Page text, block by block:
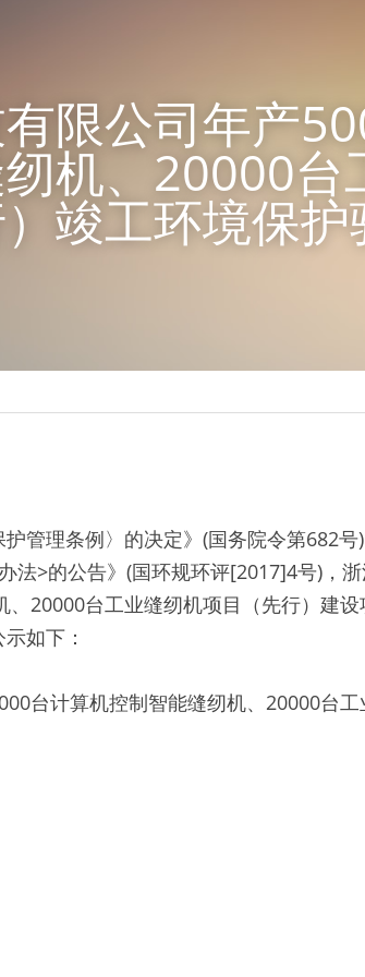
限公司年产
机、20000台
竣工环境保护
管理条例〉的决定》(国务院令第682号
法>的公告》(国环规环评[2017]4号)，
20000台工业缝纫机项目（先行）建
示如下：
台计算机控制智能缝纫机、20000台工